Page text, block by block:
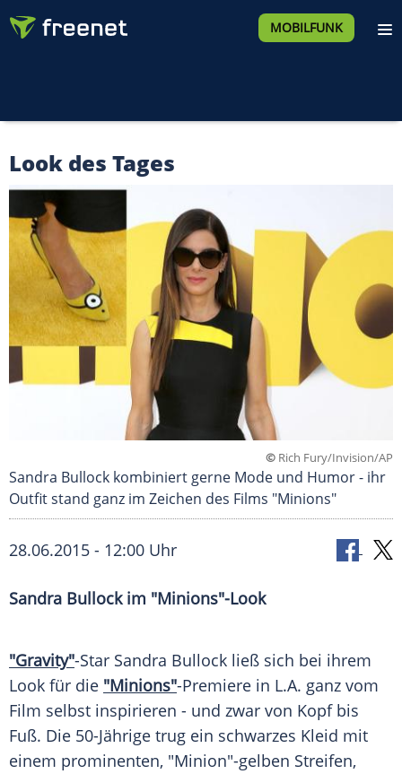
MOBILFUNK
Look des Tages
© Rich Fury/Invision/AP
Sandra Bullock kombiniert gerne Mode und Humor - ihr
Outfit stand ganz im Zeichen des Films "Minions"
28.06.2015 - 12:00 Uhr
Sandra Bullock im "Minions"-Look
"Gravity"-Star Sandra Bullock ließ sich bei ihrem
Look für die "Minions"-Premiere in L.A. ganz vom
Film selbst inspirieren - und zwar von Kopf bis
Fuß. Die 50-Jährige trug ein schwarzes Kleid mit
einem prominenten, "Minion"-gelben Streifen,